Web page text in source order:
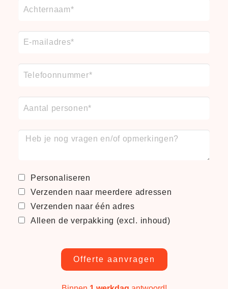
Personaliseren
Verzenden naar meerdere adressen
Verzenden naar één adres
Alleen de verpakking (excl. inhoud)
Offerte aanvragen